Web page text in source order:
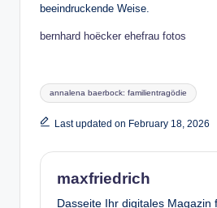
beeindruckende Weise.
bernhard hoëcker ehefrau fotos
Tags:
annalena baerbock: familientragödie
Last updated on February 18, 2026
maxfriedrich
Dasseite Ihr digitales Magazin